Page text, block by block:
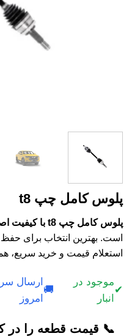
پلوس کامل چپ t8
پلوس کامل چپ t8 با کیفیت اصلی، وارداتی و استوک
است. بهترین انتخاب برای حفظ
استعلام قیمت و خرید سریع،
✔
موجود در
انبار
🚚
ارسال
امروز
📞 قیمت قطعه را در